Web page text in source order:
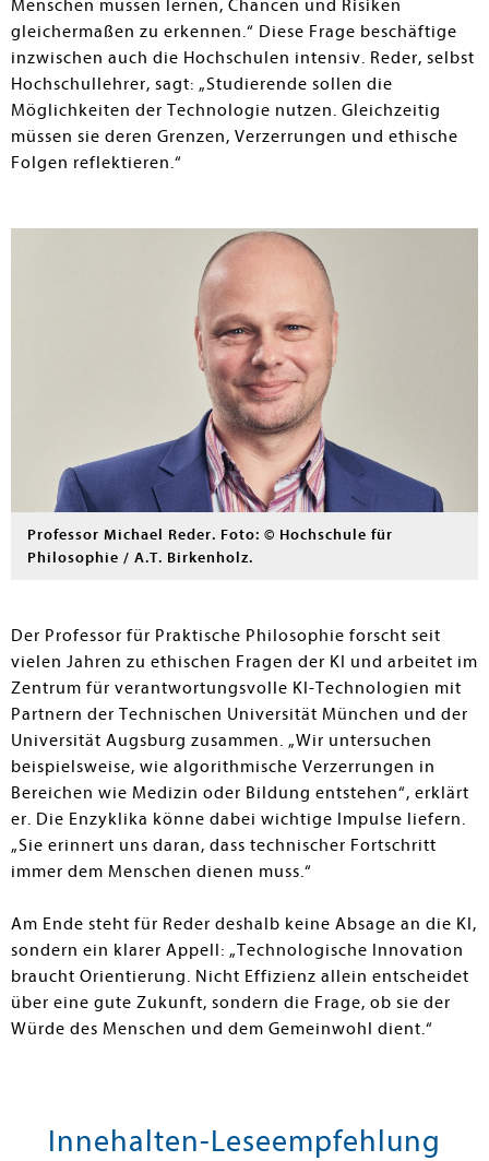
Menschen müssen lernen, Chancen und Risiken
gleichermaßen zu erkennen.“ Diese Frage beschäftige
inzwischen auch die Hochschulen intensiv. Reder, selbst
Hochschullehrer, sagt: „Studierende sollen die
Möglichkeiten der Technologie nutzen. Gleichzeitig
müssen sie deren Grenzen, Verzerrungen und ethische
Folgen reflektieren.“
Professor Michael Reder. Foto: © Hochschule für
Philosophie / A.T. Birkenholz.
Der Professor für Praktische Philosophie forscht seit
vielen Jahren zu ethischen Fragen der KI und arbeitet im
Zentrum für verantwortungsvolle KI-Technologien mit
Partnern der Technischen Universität München und der
Universität Augsburg zusammen. „Wir untersuchen
beispielsweise, wie algorithmische Verzerrungen in
Bereichen wie Medizin oder Bildung entstehen“, erklärt
er. Die Enzyklika könne dabei wichtige Impulse liefern.
„Sie erinnert uns daran, dass technischer Fortschritt
immer dem Menschen dienen muss.“
Am Ende steht für Reder deshalb keine Absage an die KI,
sondern ein klarer Appell: „Technologische Innovation
braucht Orientierung. Nicht Effizienz allein entscheidet
über eine gute Zukunft, sondern die Frage, ob sie der
Würde des Menschen und dem Gemeinwohl dient.“
Innehalten-Leseempfehlung